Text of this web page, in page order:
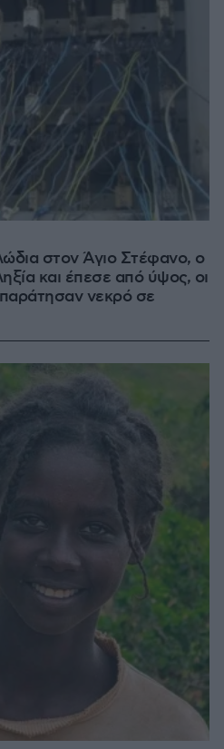
στον Άγιο Στέφανο, ο
και έπεσε από ύψος, οι
νεκρό σε